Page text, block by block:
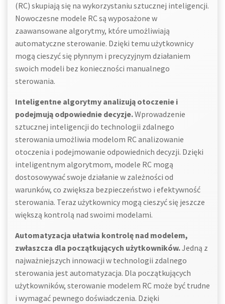
(RC) skupiają się na wykorzystaniu sztucznej inteligencji.
Nowoczesne modele RC są wyposażone w
zaawansowane algorytmy, które umożliwiają
automatyczne sterowanie. Dzięki temu użytkownicy
mogą cieszyć się płynnym i precyzyjnym działaniem
swoich modeli bez konieczności manualnego
sterowania.
Inteligentne algorytmy analizują otoczenie i
podejmują odpowiednie decyzje.Wprowadzenie
sztucznej inteligencji do technologii zdalnego
sterowania umożliwia modelom RC analizowanie
otoczenia i podejmowanie odpowiednich decyzji. Dzięki
inteligentnym algorytmom, modele RC mogą
dostosowywać swoje działanie w zależności od
warunków, co zwiększa bezpieczeństwo i efektywność
sterowania. Teraz użytkownicy mogą cieszyć się jeszcze
większą kontrolą nad swoimi modelami.
Automatyzacja ułatwia kontrolę nad modelem,
zwłaszcza dla początkujących użytkowników.Jedną z
najważniejszych innowacji w technologii zdalnego
sterowania jest automatyzacja. Dla początkujących
użytkowników, sterowanie modelem RC może być trudne
i wymagać pewnego doświadczenia. Dzięki